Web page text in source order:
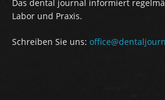
Das dental journal informiert
Labor und Praxis.
Schreiben Sie uns: